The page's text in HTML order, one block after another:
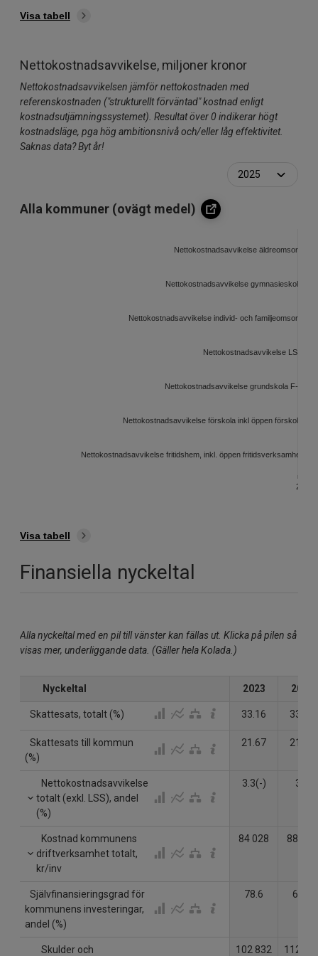
Visa tabell
Nettokostnadsavvikelse, miljoner kronor
Nettokostnadsavvikelsen jämför nettokostnaden med
referenskostnaden ("strukturellt förväntad" kostnad enligt
kostnadsutjämningssystemet). Resultat över 0 indikerar högt
kostnadsläge, pga hög ambitionsnivå och/eller låg effektivitet.
Saknas data? Byt år!
Alla kommuner (ovägt medel)
2
Nettokostnadsavvikelse fritidshem, inkl. öppen fritidsverksamhet,
Nettokostnadsavvikelse förskola inkl öppen förskola,
Nettokostnadsavvikelse grundskola F-9,
Nettokostnadsavvikelse LSS,
Nettokostnadsavvikelse individ- och familjeomsorg,
Nettokostnadsavvikelse gymnasieskola,
Nettokostnadsavvikelse äldreomsorg,
Visa tabell
Finansiella nyckeltal
Alla nyckeltal med en pil till vänster kan fällas ut. Klicka på pilen så
visas mer, underliggande data. (Gäller hela Kolada.)
Nyckeltal 2023 2024
Skattesats, totalt (%) 33.16 33.24
Skattesats till kommun
(%)
21.67 21.69
Nettokostnadsavvikelse
totalt (exkl. LSS), andel
(%)
3.3(-) 3.5
Kostnad kommunens
driftverksamhet totalt,
kr/inv
84 028 88 660
Självfinansieringsgrad för
kommunens investeringar,
andel (%)
78.6 61.4
Skulder och 102 832 112